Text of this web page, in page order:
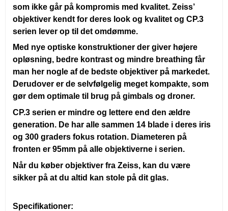
som ikke går på kompromis med kvalitet. Zeiss’
objektiver kendt for deres look og kvalitet og CP.3
serien lever op til det omdømme.
Med nye optiske konstruktioner der giver højere
opløsning, bedre kontrast og mindre breathing får
man her nogle af de bedste objektiver på markedet.
Derudover er de selvfølgelig meget kompakte, som
gør dem optimale til brug på gimbals og droner.
CP.3 serien er mindre og lettere end den ældre
generation. De har alle sammen 14 blade i deres iris
og 300 graders fokus rotation. Diameteren på
fronten er 95mm på alle objektiverne i serien.
Når du køber objektiver fra Zeiss, kan du være
sikker på at du altid kan stole på dit glas.
Specifikationer: